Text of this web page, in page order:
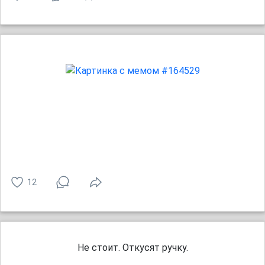
12
Не стоит. Откусят ручку.